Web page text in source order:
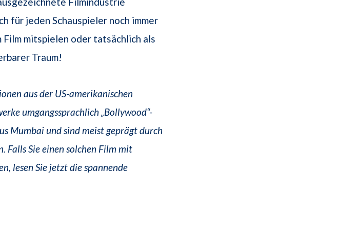
für jeden Schauspieler noch immer
mitspielen oder tatsächlich als
Traum!
aus der US-amerikanischen
umgangssprachlich „Bollywood“-
Mumbai und sind meist geprägt durch
Falls Sie einen solchen Film mit
lesen Sie jetzt die spannende